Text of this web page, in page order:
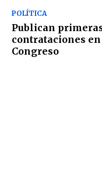
POLÍTICA
Publican
contrataciones
Congreso